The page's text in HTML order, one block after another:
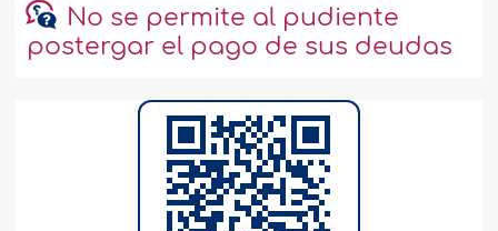
No se permite al pudiente
postergar el pago de sus deudas